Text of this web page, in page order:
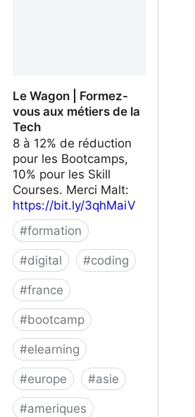
Le Wagon | Formez-
vous aux métiers de la
Tech
8 à 12% de réduction
pour les Bootcamps,
10% pour les Skill
Courses. Merci Malt:
https://bit.ly/3qhMaiV
#formation
#digital #coding
#france
#bootcamp
#elearning
#europe #asie
#ameriques